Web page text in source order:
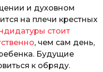
и духовном
на плечи крестных
стоит
, чем сам день,
Будущие
к обряду.